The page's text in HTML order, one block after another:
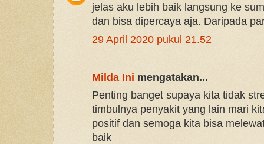
jelas aku lebih baik langsung ke
dan bisa dipercaya aja. Daripada
29 April 2020 pukul 21.52
Milda Ini mengatakan...
Penting banget supaya kita tidak
timbulnya penyakit yang lain mari
positif dan semoga kita bisa
baik